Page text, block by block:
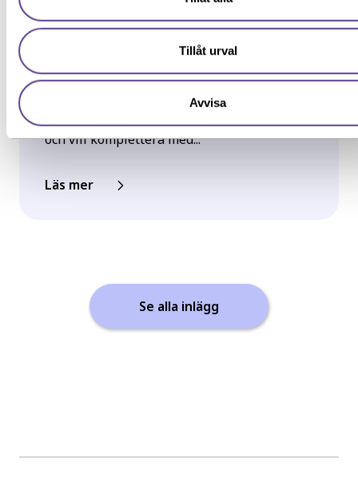
Tillåt urval
Avvisa
YH-flex utbildningar – hitta rätt
Har du redan erfarenhet från arbetslivet
och vill komplettera med...
Läs mer
Se alla inlägg
uppgifter enligtsamtyckesavtaletsom jag har läst och
Grundläggande behörighet